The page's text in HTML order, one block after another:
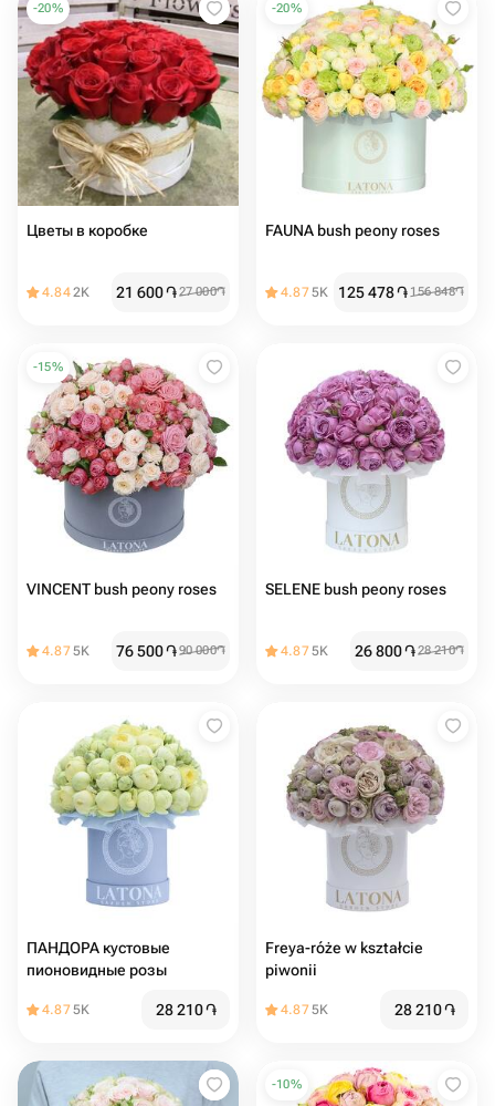
-20%
Цветы в коробке️️️
4.842K 21 600֏27 000֏
-20%
FAUNA bush peony roses
4.875K 125 478֏ 156 848֏
-15%
VINCENT bush peony roses
4.875K 76 500֏90 000֏
SELENE bush peony roses
4.875K 26 800֏28 210֏
ПАНДОРА кустовые
пионовидные розы
4.875K 28 210֏
Freya-róże w kształcie
piwonii
4.875K 28 210֏
-10%